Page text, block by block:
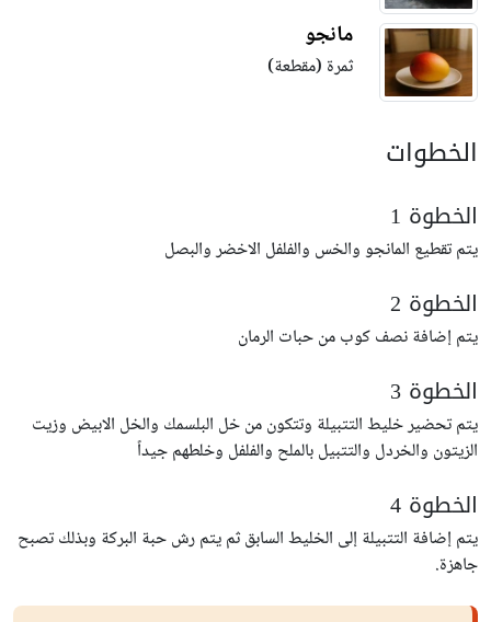
مانجو
ثمرة (مقطعة)
الخطوات
الخطوة 1
يتم تقطيع المانجو والخس والفلفل الاخضر والبصل
الخطوة 2
يتم إضافة نصف كوب من حبات الرمان
الخطوة 3
يتم تحضير خليط التتبيلة وتتكون من خل البلسمك والخل الابيض وزيت
الزيتون والخردل والتتبيل بالملح والفلفل وخلطهم جيداً
الخطوة 4
يتم إضافة التتبيلة إلى الخليط السابق ثم يتم رش حبة البركة وبذلك تصبح
جاهزة.